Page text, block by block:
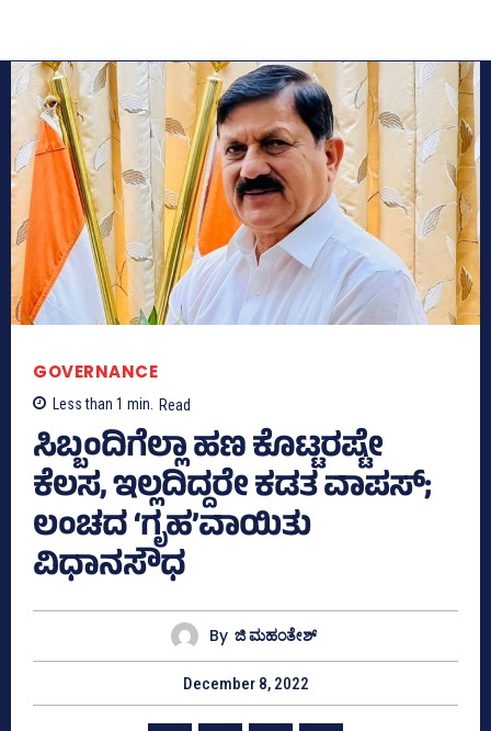
GOVERNANCE
Less than 1 min. Read
ಸಿಬ್ಬಂದಿಗೆಲ್ಲಾ ಹಣ ಕೊಟ್ಟರಷ್ಟೇ
ಕೆಲಸ, ಇಲ್ಲದಿದ್ದರೇ ಕಡತ ವಾಪಸ್‌;
ಲಂಚದ ‘ಗೃಹ’ವಾಯಿತು
ವಿಧಾನಸೌಧ
By ಜಿ ಮಹಂತೇಶ್
December 8, 2022